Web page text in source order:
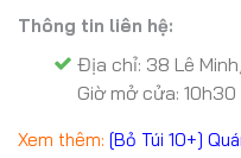
Thông tin liên hệ:
Địa chỉ: 38 Lê
Giờ mở cửa:
Xem thêm: [Bỏ Túi 10+]